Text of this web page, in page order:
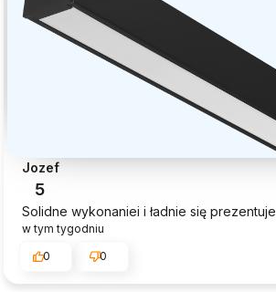
Jozef
5
Solidne wykonaniei i ładnie się prezentuje
w tym tygodniu
0
0